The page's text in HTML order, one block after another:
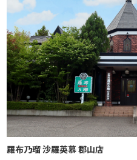
羅布乃瑠 沙羅英慕 郡山店